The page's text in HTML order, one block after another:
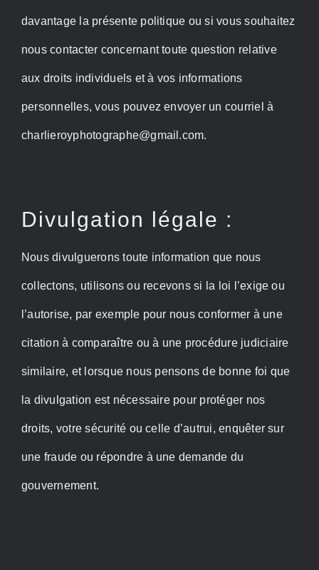
davantage la présente politique ou si vous souhaitez
nous contacter concernant toute question relative
aux droits individuels et à vos informations
personnelles, vous pouvez envoyer un courriel à
charlieroyphotographe@gmail.com.
Divulgation légale :
Nous divulguerons toute information que nous
collectons, utilisons ou recevons si la loi l’exige ou
l’autorise, par exemple pour nous conformer à une
citation à comparaître ou à une procédure judiciaire
similaire, et lorsque nous pensons de bonne foi que
la divulgation est nécessaire pour protéger nos
droits, votre sécurité ou celle d’autrui, enquêter sur
une fraude ou répondre à une demande du
gouvernement.